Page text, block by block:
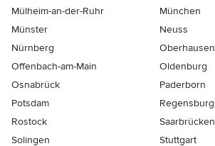
Mülheim-an-der-Ruhr
München
Münster
Neuss
Nürnberg
Oberhausen
Offenbach-am-Main
Oldenburg
Osnabrück
Paderborn
Potsdam
Regensburg
Rostock
Saarbrücken
Solingen
Stuttgart